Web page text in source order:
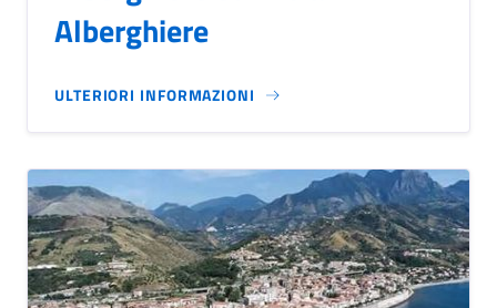
Alberghiere
ULTERIORI INFORMAZIONI